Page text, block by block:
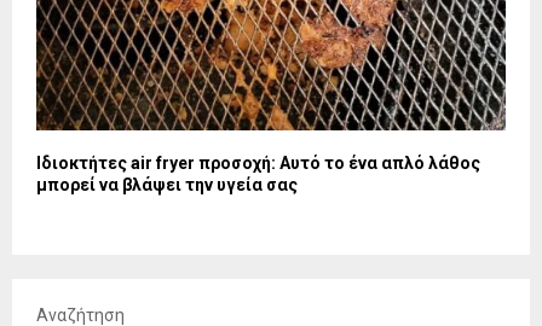
Ιδιοκτήτες air fryer προσοχή: Αυτό το ένα απλό λάθος
μπορεί να βλάψει την υγεία σας
Αναζήτηση